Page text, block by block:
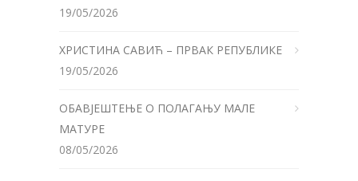
19/05/2026
ХРИСТИНА САВИЋ – ПРВАК РЕПУБЛИКЕ
19/05/2026
ОБАВЈЕШТЕЊЕ О ПОЛАГАЊУ МАЛЕ
МАТУРЕ
08/05/2026